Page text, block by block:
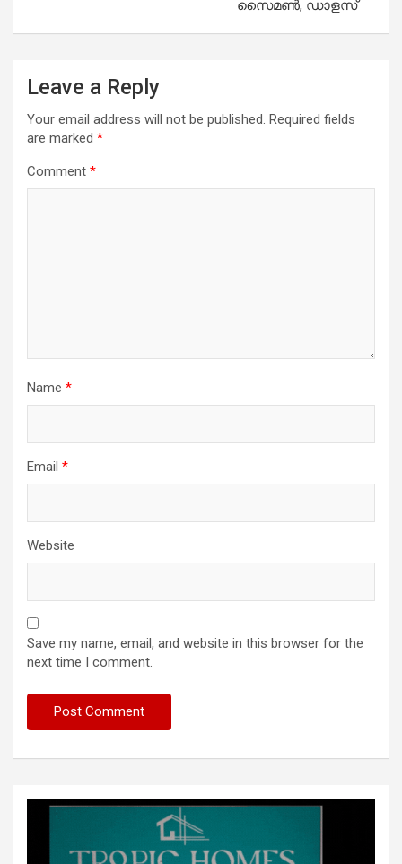
സൈമൺ, ഡാളസ്
Leave a Reply
Your email address will not be published. Required fields
are marked *
Comment *
Name *
Email *
Website
Save my name, email, and website in this browser for the
next time I comment.